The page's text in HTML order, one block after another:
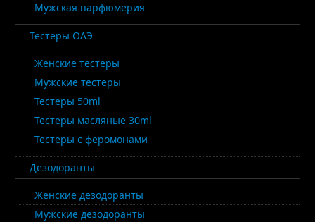
Мужская парфюмерия
Тестеры ОАЭ
Женские тестеры
Мужские тестеры
Тестеры 50ml
Тестеры масляные 30ml
Тестеры с феромонами
Дезодоранты
Женские дезодоранты
Мужские дезодоранты